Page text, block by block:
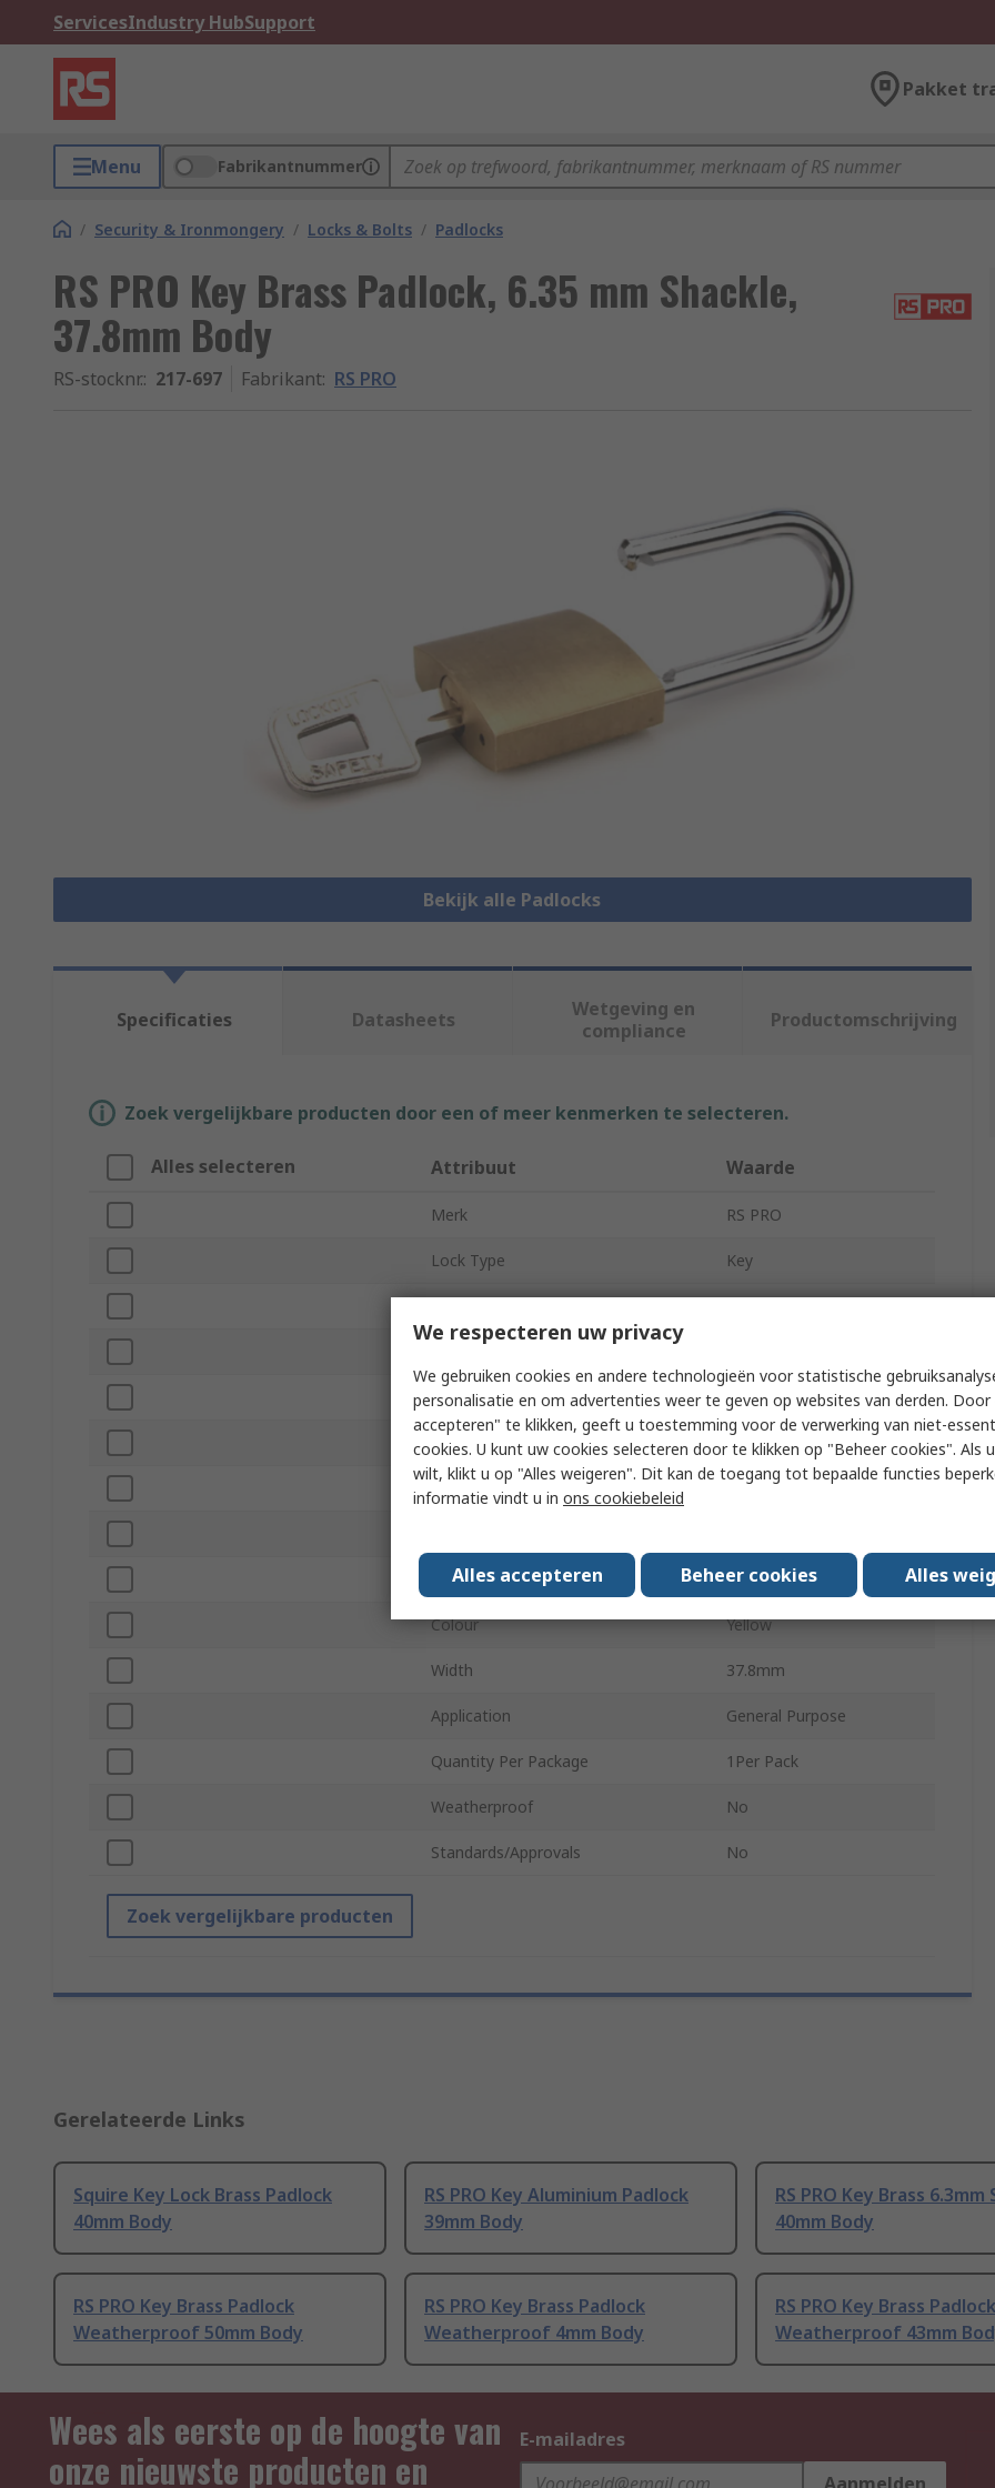
ServicesIndustry HubSupport
Pakket
Menu Fabrikantnummer
/ Security & Ironmongery / Locks & Bolts / Padlocks
RS PRO Key Brass Padlock, 6.35 mm Shackle,
37.8mm Body
RS-stocknr.: 217-697 Fabrikant: RS PRO
Bekijk alle Padlocks
Specificaties Datasheets
Wetgeving en
compliance
Productomschrijving
Zoek vergelijkbare producten door een of meer kenmerken te selecteren.
Alles selecteren Attribuut Waarde
Merk RS PRO
Lock Type Key
Shackle Length 74.5mm
Bluetooth Connectivity No
Keyed Alike No
Material Brass
Colour Yellow
Width 37.8mm
Application General Purpose
Quantity Per Package 1Per Pack
Weatherproof No
Standards/Approvals No
Zoek vergelijkbare producten
Gerelateerde Links
Squire Key Lock Brass Padlock
40mm Body
RS PRO Key Aluminium Padlock
39mm Body
RS PRO Key Brass 6.3mm
40mm Body
RS PRO Key Brass Padlock
Weatherproof 50mm Body
RS PRO Key Brass Padlock
Weatherproof 4mm Body
RS PRO Key Brass Padlock
Weatherproof 43mm
Wees als eerste op de hoogte van
onze nieuwste producten en
E-mailadres
We respecteren uw privacy
We gebruiken cookies en andere technologieën voor statistische
personalisatie en om advertenties weer te geven op websites van derden. Door
accepteren" te klikken, geeft u toestemming voor de verwerking van niet-
cookies. U kunt uw cookies selecteren door te klikken op "Beheer cookies". Als
wilt, klikt u op "Alles weigeren". Dit kan de toegang tot bepaalde functies
informatie vindt u in ons cookiebeleid
Alles accepteren Beheer cookies Alles